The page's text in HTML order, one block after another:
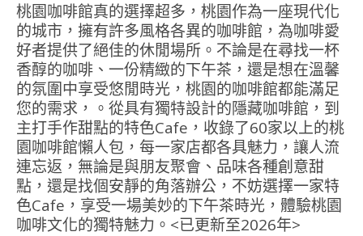
桃園咖啡館真的選擇超多，桃園作為一座現代化
的城市，擁有許多風格各異的咖啡館，為咖啡愛
好者提供了絕佳的休閒場所。不論是在尋找一杯
香醇的咖啡、一份精緻的下午茶，還是想在溫馨
的氛圍中享受悠閒時光，桃園的咖啡館都能滿足
您的需求，。從具有獨特設計的隱藏咖啡館，到
主打手作甜點的特色Cafe，收錄了60家以上的桃
園咖啡館懶人包，每一家店都各具魅力，讓人流
連忘返，無論是與朋友聚會、品味各種創意甜
點，還是找個安靜的角落辦公，不妨選擇一家特
色Cafe，享受一場美妙的下午茶時光，體驗桃園
咖啡文化的獨特魅力。<已更新至2026年>